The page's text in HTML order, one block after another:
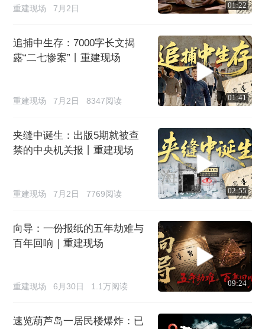
重建现场 7月2日 01:22
追捕中生存：7000字长文揭
露“二七惨案”丨重建现场
重建现场 7月2日 8347阅读 01:41
夹缝中诞生：出版5期就被查
禁的中央机关报丨重建现场
重建现场 7月2日 7769阅读 02:55
向导：一份报纸的五年劫难与
百年回响｜重建现场
重建现场 6月30日 1.1万阅读 09:24
速览葫芦岛一居民楼爆炸：已